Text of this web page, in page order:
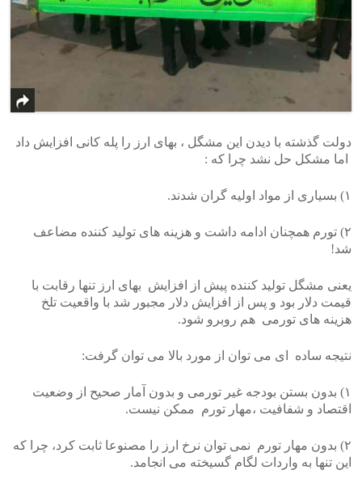
دولت گذشته با دیدن این مشگل ، بهای ارز را پله کانی افزایش داد
اما مشکل حل نشد چرا که :
۱) بسیاری از مواد اولیه گران شدند.
۲) تورم همچنان ادامه داشت و هزینه های تولید کننده مضاعف
شد!
یعنی مشگل تولید کننده پیش از افزایش بهای ارز تنها رقابت با
قیمت دلار بود و پس از افزایش دلار مجبور شد با واقعیت تلخ
هزینه های تورمی هم روبرو شود.
نتیجه ساده ای می توان از مورد بالا می توان گرفت:
۱) بدون بستن بودجه غیر تورمی و بدون آمار صحیح از وضعیت
اقتصاد و شفافیت ،مهار تورم ممکن نیست.
۲) بدون مهار تورم نمی توان نرخ ارز را مصنوعا ثابت کرد، چرا که
این تنها به واردات لگام گسیخته می انجامد.